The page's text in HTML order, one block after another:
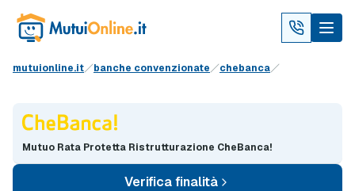
mutuionline.it banche convenzionate chebanca
Mutuo Rata Protetta Ristrutturazione CheBanca!
Verifica finalità